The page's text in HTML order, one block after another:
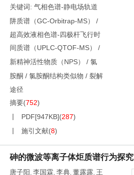
关键词: 气相色谱-静电场轨道
阱质谱（GC-Orbitrap-MS）
/
超高效液相色谱-四极杆飞行时
间质谱（UPLC-QTOF-MS）
/
新精神活性物质（NPS）
/ 氯
胺酮 / 氯胺酮结构类似物 / 裂解
途径
摘要(752)
PDF[947KB](287)
施引文献(8)
砷的微波等离子体炬质谱行为探究
唐子阳, 李国霖, 李典, 董露露, 王